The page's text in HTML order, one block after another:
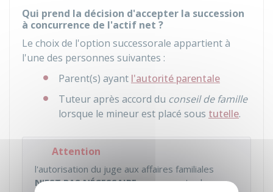
Qui prend la décision d'accepter la succession
à concurrence de l'actif net ?
Le choix de l'option successorale appartient à
l'une des personnes suivantes :
Parent(s) ayant l'autorité parentale
Tuteur après accord du conseil de famille
lorsque le mineur est placé sous tutelle.
Attention
l'autorisation du juge aux affaires familiales
N'EST PAS NÉCESSAIREpour accepter la